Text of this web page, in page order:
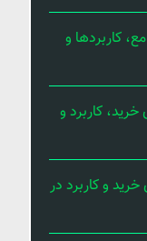
جامع، کاربردها و
خرید، کاربرد و
خرید و کاربرد در